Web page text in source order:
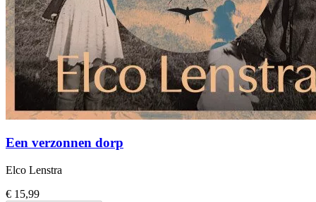
Een verzonnen dorp
Elco Lenstra
€ 15,99